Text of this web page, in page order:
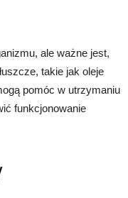
ale ważne jest,
takie jak oleje
pomóc w utrzymaniu
funkcjonowanie